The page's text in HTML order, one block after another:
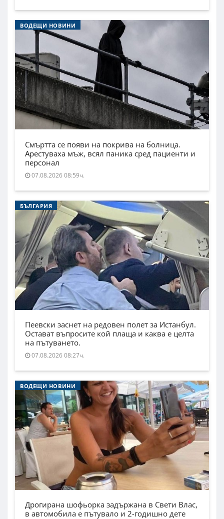
ВОДЕЩИ НОВИНИ
Смъртта се появи на покрива на болница.
Арестуваха мъж, всял паника сред пациенти и
персонал
07.08.2026 08:59ч.
БЪЛГАРИЯ
Пеевски заснет на редовен полет за Истанбул.
Остават въпросите кой плаща и каква е целта
на пътуването.
07.08.2026 08:27ч.
ВОДЕЩИ НОВИНИ
Дрогирана шофьорка задържана в Свети Влас,
в автомобила е пътувало и 2-годишно дете